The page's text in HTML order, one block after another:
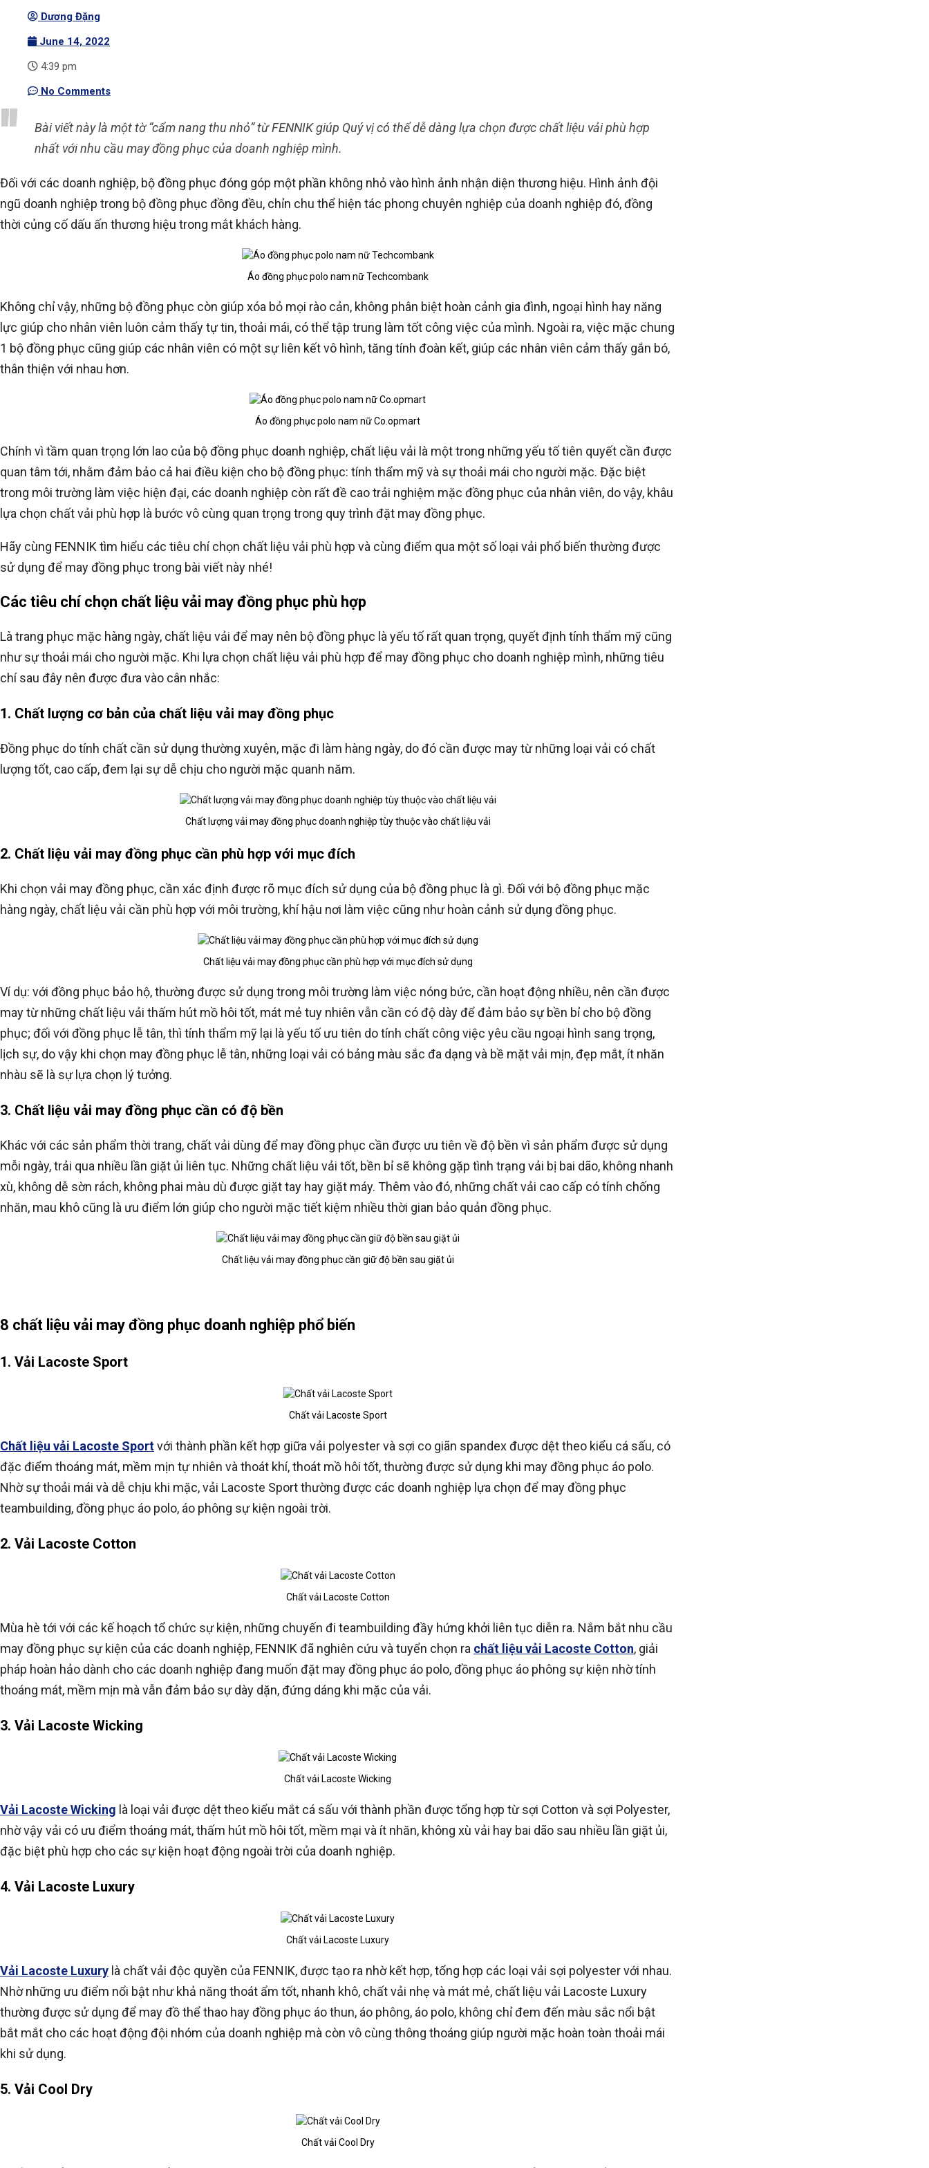
Dương Đặng
June 14, 2022
4:39 pm
No Comments
Bài viết này là một tờ “cẩm nang thu nhỏ” từ FENNIK giúp Quý vị có thể dễ dàng lựa chọn được chất liệu vải phù hợp
nhất với nhu cầu may đồng phục của doanh nghiệp mình.
Đối với các doanh nghiệp, bộ đồng phục đóng góp một phần không nhỏ vào hình ảnh nhận diện thương hiệu. Hình ảnh đội
ngũ doanh nghiệp trong bộ đồng phục đồng đều, chỉn chu thể hiện tác phong chuyên nghiệp của doanh nghiệp đó, đồng
thời củng cố dấu ấn thương hiệu trong mắt khách hàng.
Áo đồng phục polo nam nữ Techcombank
Không chỉ vậy, những bộ đồng phục còn giúp xóa bỏ mọi rào cản, không phân biệt hoàn cảnh gia đình, ngoại hình hay năng
lực giúp cho nhân viên luôn cảm thấy tự tin, thoải mái, có thể tập trung làm tốt công việc của mình. Ngoài ra, việc mặc chung
1 bộ đồng phục cũng giúp các nhân viên có một sự liên kết vô hình, tăng tính đoàn kết, giúp các nhân viên cảm thấy gắn bó,
thân thiện với nhau hơn.
Áo đồng phục polo nam nữ Co.opmart
Chính vì tầm quan trọng lớn lao của bộ đồng phục doanh nghiệp, chất liệu vải là một trong những yếu tố tiên quyết cần được
quan tâm tới, nhằm đảm bảo cả hai điều kiện cho bộ đồng phục: tính thẩm mỹ và sự thoải mái cho người mặc. Đặc biệt
trong môi trường làm việc hiện đại, các doanh nghiệp còn rất đề cao trải nghiệm mặc đồng phục của nhân viên, do vậy, khâu
lựa chọn chất vải phù hợp là bước vô cùng quan trọng trong quy trình đặt may đồng phục.
Hãy cùng FENNIK tìm hiểu các tiêu chí chọn chất liệu vải phù hợp và cùng điểm qua một số loại vải phổ biến thường được
sử dụng để may đồng phục trong bài viết này nhé!
Các tiêu chí chọn chất liệu vải may đồng phục phù hợp
Là trang phục mặc hàng ngày, chất liệu vải để may nên bộ đồng phục là yếu tố rất quan trọng, quyết định tính thẩm mỹ cũng
như sự thoải mái cho người mặc. Khi lựa chọn chất liệu vải phù hợp để may đồng phục cho doanh nghiệp mình, những tiêu
chí sau đây nên được đưa vào cân nhắc:
1. Chất lượng cơ bản của chất liệu vải may đồng phục
Đồng phục do tính chất cần sử dụng thường xuyên, mặc đi làm hàng ngày, do đó cần được may từ những loại vải có chất
lượng tốt, cao cấp, đem lại sự dễ chịu cho người mặc quanh năm.
Chất lượng vải may đồng phục doanh nghiệp tùy thuộc vào chất liệu vải
2. Chất liệu vải may đồng phục cần phù hợp với mục đích
Khi chọn vải may đồng phục, cần xác định được rõ mục đích sử dụng của bộ đồng phục là gì. Đối với bộ đồng phục mặc
hàng ngày, chất liệu vải cần phù hợp với môi trường, khí hậu nơi làm việc cũng như hoàn cảnh sử dụng đồng phục.
Chất liệu vải may đồng phục cần phù hợp với mục đích sử dụng
Ví dụ: với đồng phục bảo hộ, thường được sử dụng trong môi trường làm việc nóng bức, cần hoạt động nhiều, nên cần được
may từ những chất liệu vải thấm hút mồ hôi tốt, mát mẻ tuy nhiên vẫn cần có độ dày để đảm bảo sự bền bỉ cho bộ đồng
phục; đối với đồng phục lễ tân, thì tính thẩm mỹ lại là yếu tố ưu tiên do tính chất công việc yêu cầu ngoại hình sang trọng,
lịch sự, do vậy khi chọn may đồng phục lễ tân, những loại vải có bảng màu sắc đa dạng và bề mặt vải mịn, đẹp mắt, ít nhăn
nhàu sẽ là sự lựa chọn lý tưởng.
3. Chất liệu vải may đồng phục cần có độ bền
Khác với các sản phẩm thời trang, chất vải dùng để may đồng phục cần được ưu tiên về độ bền vì sản phẩm được sử dụng
mỗi ngày, trải qua nhiều lần giặt ủi liên tục. Những chất liệu vải tốt, bền bỉ sẽ không gặp tình trạng vải bị bai dão, không nhanh
xù, không dễ sờn rách, không phai màu dù được giặt tay hay giặt máy. Thêm vào đó, những chất vải cao cấp có tính chống
nhăn, mau khô cũng là ưu điểm lớn giúp cho người mặc tiết kiệm nhiều thời gian bảo quản đồng phục.
Chất liệu vải may đồng phục cần giữ độ bền sau giặt ủi
8 chất liệu vải may đồng phục doanh nghiệp phổ biến
1. Vải Lacoste Sport
Chất vải Lacoste Sport
Chất liệu vải Lacoste Sportvới thành phần kết hợp giữa vải polyester và sợi co giãn spandex được dệt theo kiểu cá sấu, có
đặc điểm thoáng mát, mềm mịn tự nhiên và thoát khí, thoát mồ hôi tốt, thường được sử dụng khi may đồng phục áo polo.
Nhờ sự thoải mái và dễ chịu khi mặc, vải Lacoste Sport thường được các doanh nghiệp lựa chọn để may đồng phục
teambuilding, đồng phục áo polo, áo phông sự kiện ngoài trời.
2. Vải Lacoste Cotton
Chất vải Lacoste Cotton
Mùa hè tới với các kế hoạch tổ chức sự kiện, những chuyến đi teambuilding đầy hứng khởi liên tục diễn ra. Nắm bắt nhu cầu
may đồng phục sự kiện của các doanh nghiệp, FENNIK đã nghiên cứu và tuyển chọn ra chất liệu vải Lacoste Cotton, giải
pháp hoàn hảo dành cho các doanh nghiệp đang muốn đặt may đồng phục áo polo, đồng phục áo phông sự kiện nhờ tính
thoáng mát, mềm mịn mà vẫn đảm bảo sự dày dặn, đứng dáng khi mặc của vải.
3. Vải Lacoste Wicking
Chất vải Lacoste Wicking
Vải Lacoste Wicking là loại vải được dệt theo kiểu mắt cá sấu với thành phần được tổng hợp từ sợi Cotton và sợi Polyester,
nhờ vậy vải có ưu điểm thoáng mát, thấm hút mồ hôi tốt, mềm mại và ít nhăn, không xù vải hay bai dão sau nhiều lần giặt ủi,
đặc biệt phù hợp cho các sự kiện hoạt động ngoài trời của doanh nghiệp.
4. Vải Lacoste Luxury
Chất vải Lacoste Luxury
Vải Lacoste Luxury là chất vải độc quyền của FENNIK, được tạo ra nhờ kết hợp, tổng hợp các loại vải sợi polyester với nhau.
Nhờ những ưu điểm nổi bật như khả năng thoát ẩm tốt, nhanh khô, chất vải nhẹ và mát mẻ, chất liệu vải Lacoste Luxury
thường được sử dụng để may đồ thể thao hay đồng phục áo thun, áo phông, áo polo, không chỉ đem đến màu sắc nổi bật
bắt mắt cho các hoạt động đội nhóm của doanh nghiệp mà còn vô cùng thông thoáng giúp người mặc hoàn toàn thoải mái
khi sử dụng.
5. Vải Cool Dry
Chất vải Cool Dry